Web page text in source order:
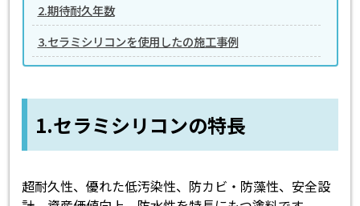
2.期待耐久年数
3.セラミシリコンを使用したの施工事例
1.セラミシリコンの特長
超耐久性、優れた低汚染性、防カビ・防藻性、安全設